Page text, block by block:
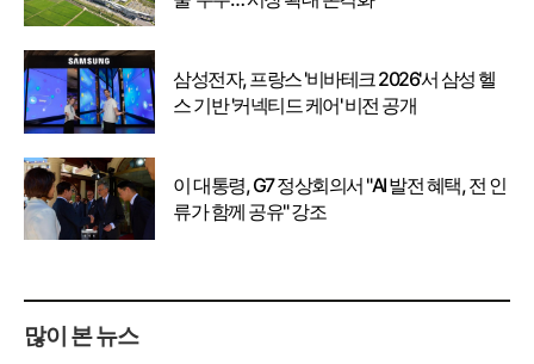
삼성전자, 프랑스 '비바테크 2026'서 삼성 헬
스 기반 '커넥티드 케어' 비전 공개
이 대통령, G7 정상회의서 "AI 발전 혜택, 전 인
류가 함께 공유" 강조
많이 본 뉴스